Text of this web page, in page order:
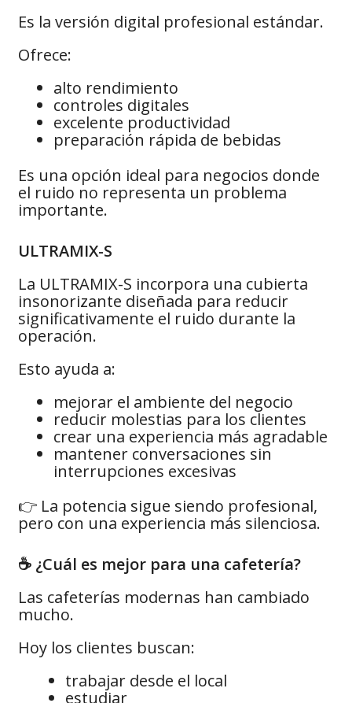
Es la versión digital profesional estándar.
Ofrece:
alto rendimiento
controles digitales
excelente productividad
preparación rápida de bebidas
Es una opción ideal para negocios donde
el ruido no representa un problema
importante.
ULTRAMIX-S
La ULTRAMIX-S incorpora una cubierta
insonorizante diseñada para reducir
significativamente el ruido durante la
operación.
Esto ayuda a:
mejorar el ambiente del negocio
reducir molestias para los clientes
crear una experiencia más agradable
mantener conversaciones sin
interrupciones excesivas
👉 La potencia sigue siendo profesional,
pero con una experiencia más silenciosa.
☕ ¿Cuál es mejor para una cafetería?
Las cafeterías modernas han cambiado
mucho.
Hoy los clientes buscan:
trabajar desde el local
estudiar